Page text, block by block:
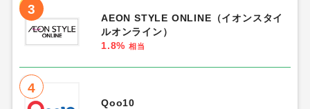
3
AEON STYLE ONLINE（イオンスタイ
ルオンライン）
1.8% 相当
4
Qoo10